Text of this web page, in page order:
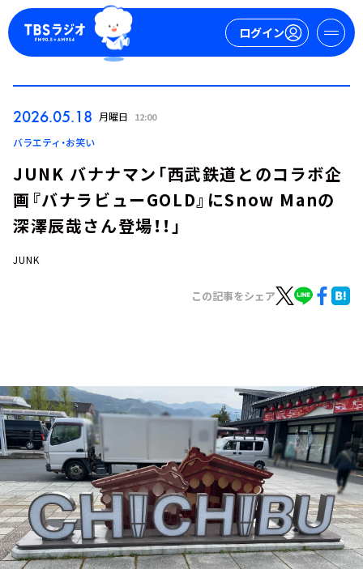
ログイン
ログイン
イベント・グッズ
YouTube
会社情報
2026.05.18 月曜日 12:00
バラエティ・お笑い
JUNK バナナマン「西武鉄道とのコラボ企
画『バナラビューGOLD』にSnow Manの
深澤辰哉さん登場！！」
JUNK
この記事をシェア